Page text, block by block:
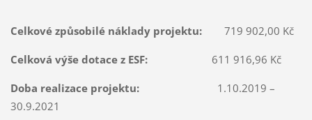
Celkové způsobilé náklady projektu:719 902,00 Kč
Celková výše dotace z ESF:611 916,96 Kč
Doba realizace projektu:1.10.2019 –
30.9.2021